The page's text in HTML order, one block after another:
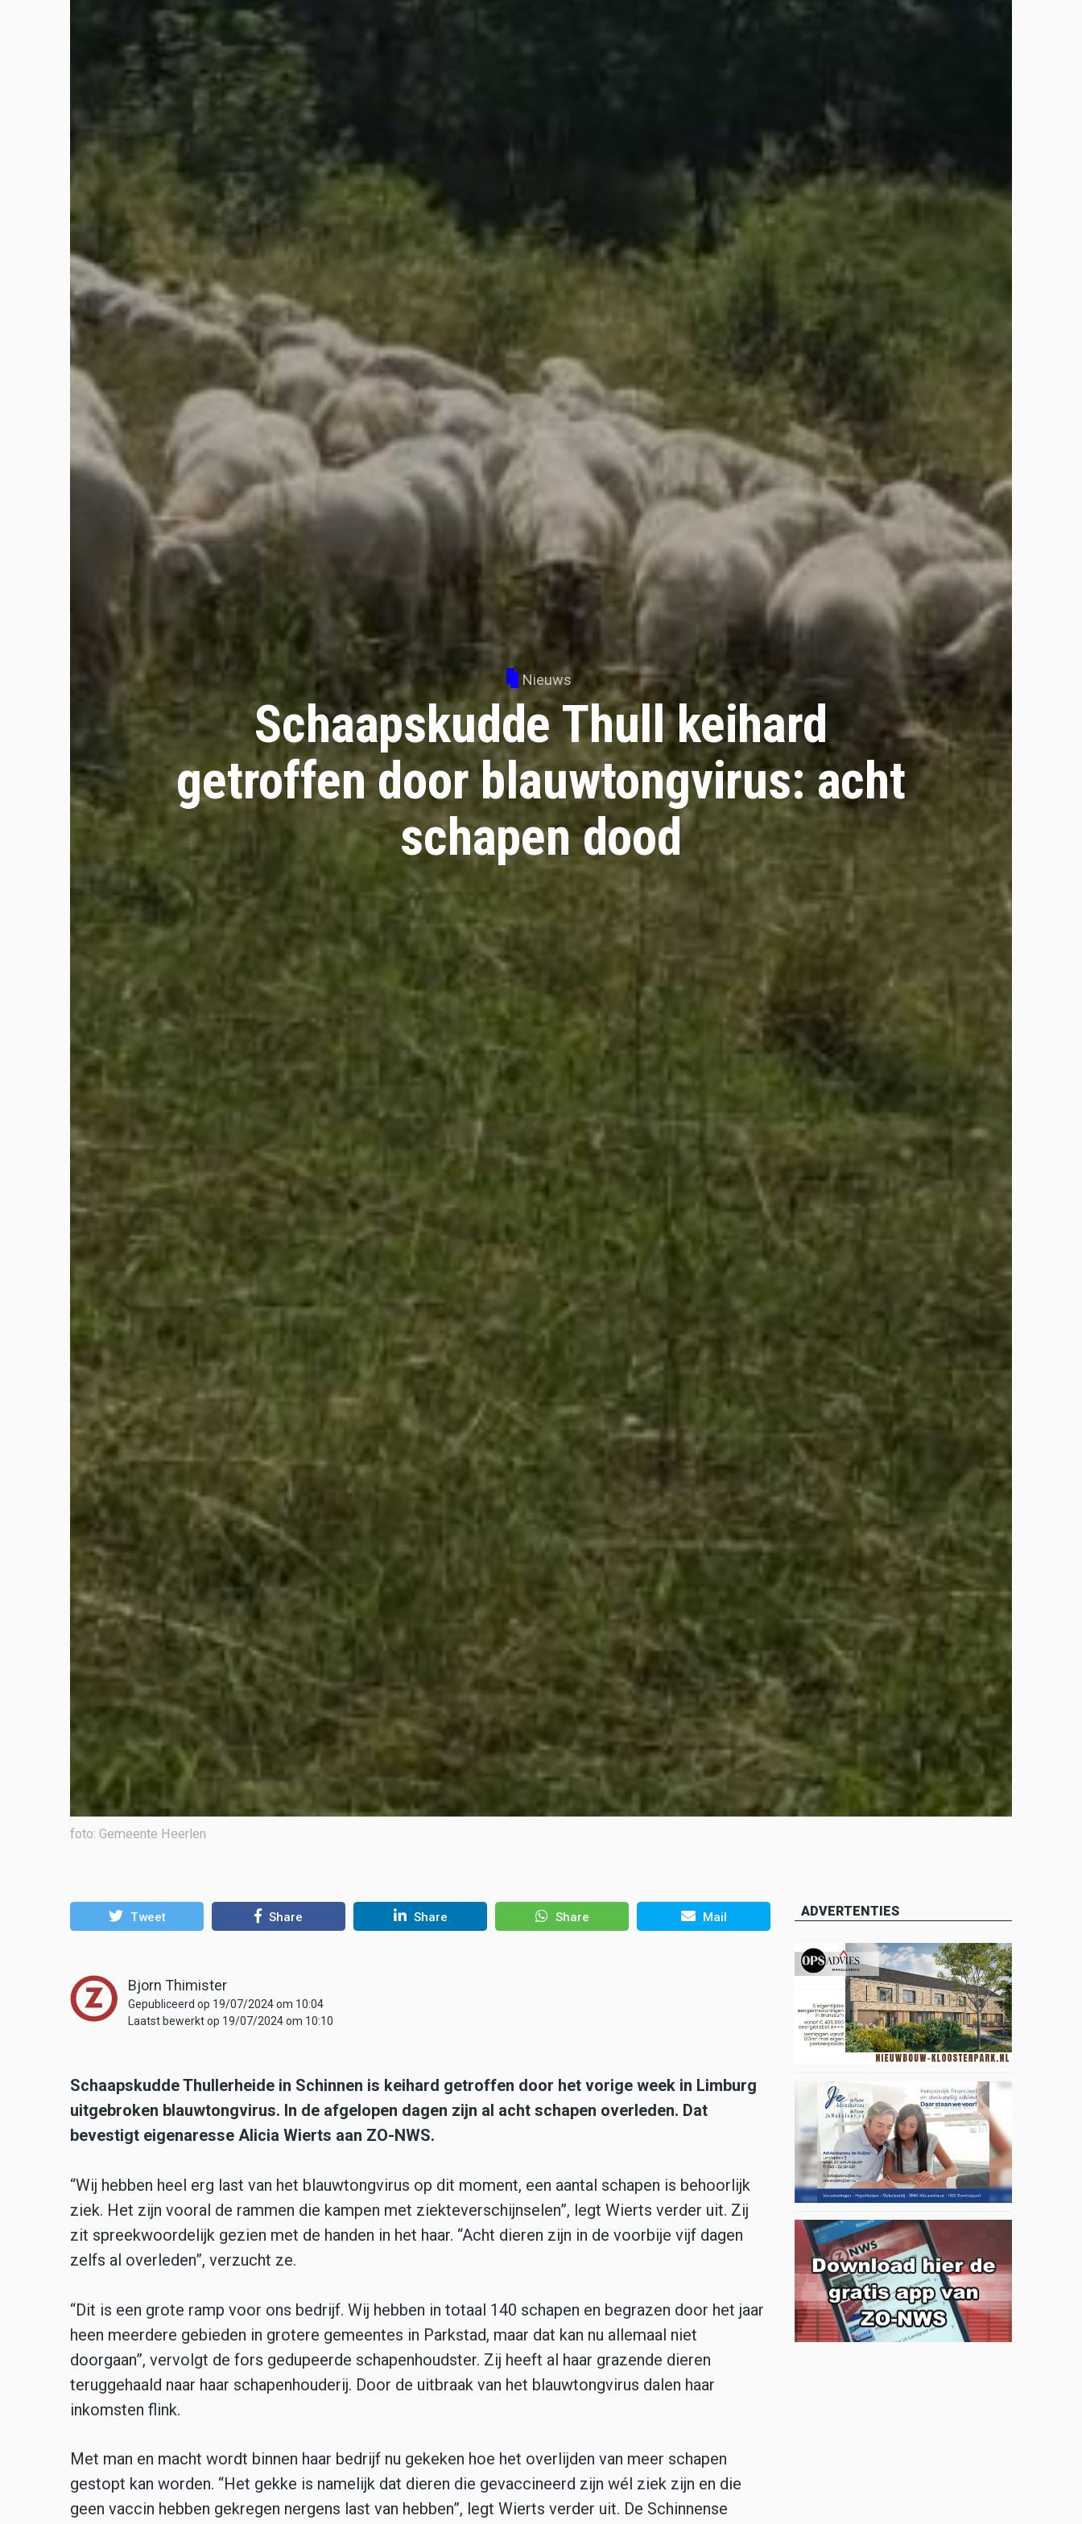
Nieuws
Schaapskudde Thull keihard
getroffen door blauwtongvirus: acht
schapen dood
foto: Gemeente Heerlen
Tweet Share Share Share Mail
Bjorn Thimister
Gepubliceerd op 19/07/2024 om 10:04
Laatst bewerkt op 19/07/2024 om 10:10
Schaapskudde Thullerheide in Schinnen is keihard getroffen door het vorige week in Limburg
uitgebroken blauwtongvirus. In de afgelopen dagen zijn al acht schapen overleden. Dat
bevestigt eigenaresse Alicia Wierts aan ZO-NWS.
“Wij hebben heel erg last van het blauwtongvirus op dit moment, een aantal schapen is behoorlijk
ziek. Het zijn vooral de rammen die kampen met ziekteverschijnselen”, legt Wierts verder uit. Zij
zit spreekwoordelijk gezien met de handen in het haar. “Acht dieren zijn in de voorbije vijf dagen
zelfs al overleden”, verzucht ze.
“Dit is een grote ramp voor ons bedrijf. Wij hebben in totaal 140 schapen en begrazen door het jaar
heen meerdere gebieden in grotere gemeentes in Parkstad, maar dat kan nu allemaal niet
doorgaan”, vervolgt de fors gedupeerde schapenhoudster. Zij heeft al haar grazende dieren
teruggehaald naar haar schapenhouderij. Door de uitbraak van het blauwtongvirus dalen haar
inkomsten flink.
Met man en macht wordt binnen haar bedrijf nu gekeken hoe het overlijden van meer schapen
gestopt kan worden. “Het gekke is namelijk dat dieren die gevaccineerd zijn wél ziek zijn en die
geen vaccin hebben gekregen nergens last van hebben”, legt Wierts verder uit. De Schinnense
ADVERTENTIES